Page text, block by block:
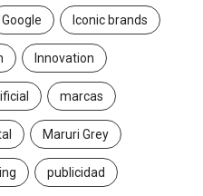
Google Iconic brands
Innovation
marcas
Maruri Grey
publicidad